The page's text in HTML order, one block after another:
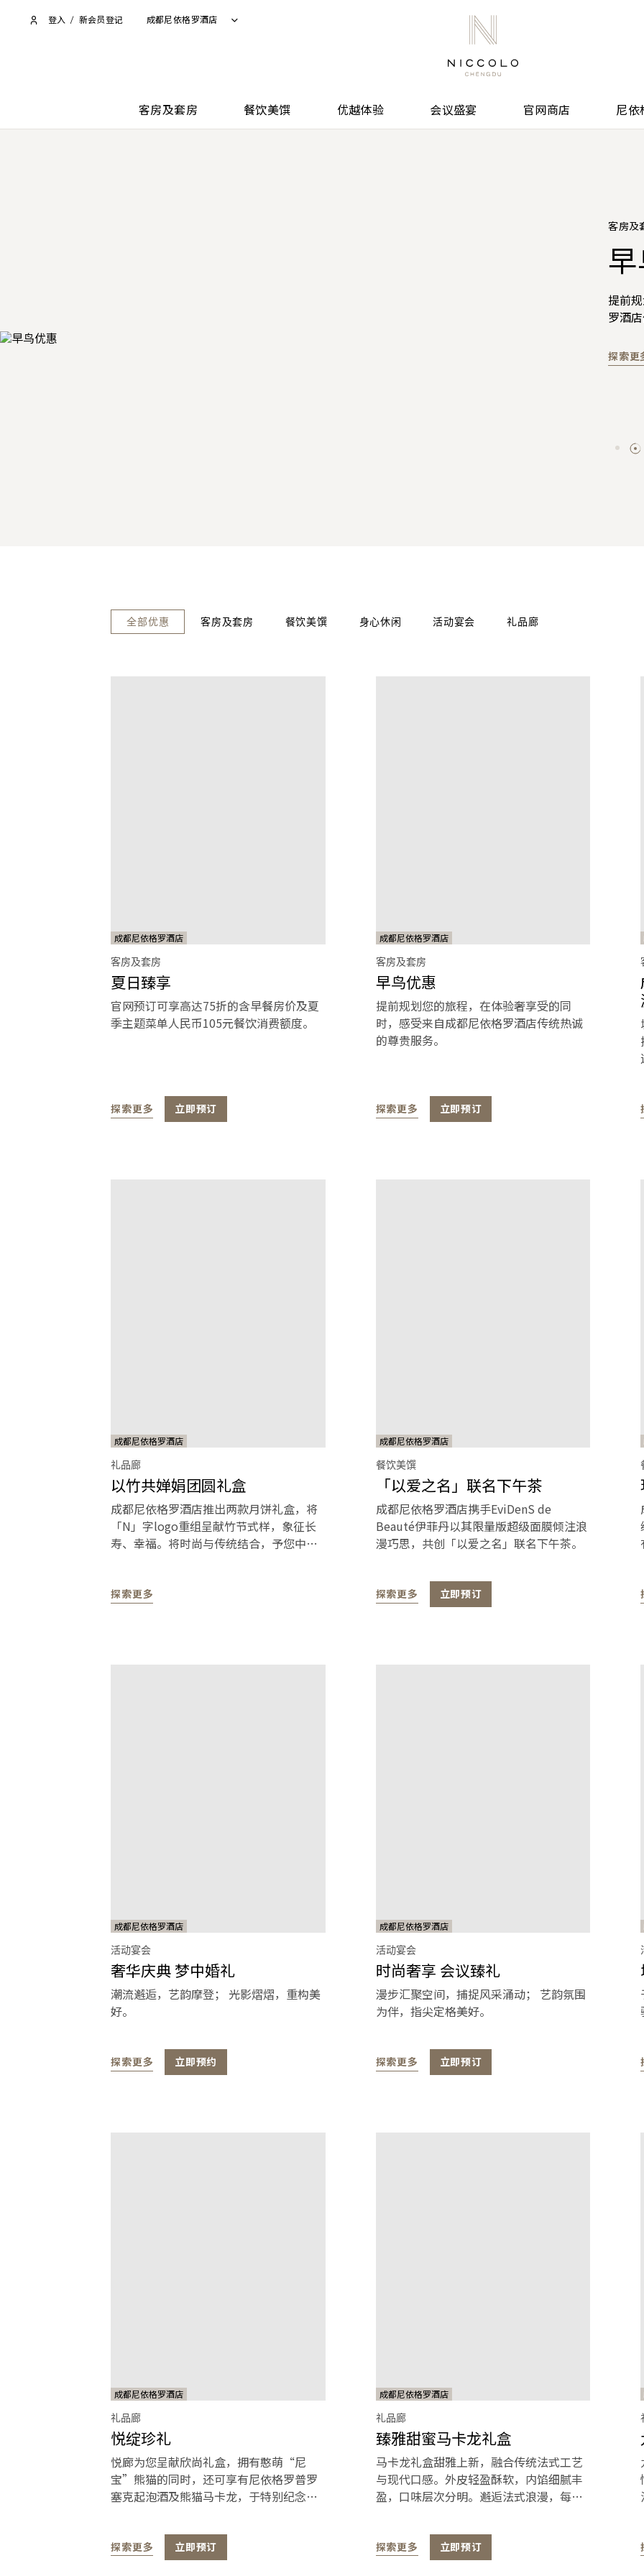
登入 / 新会员登记 成都尼依格罗酒店
客房及套房 餐饮美馔 优越体验 会议盛宴 官网商店 尼依
官网
元餐
探索更
客房及
提前
罗酒
探索更
成
呈献
以
成都
竹节
「
成都
级面
探索更
三
预订
数及
探索更
全部优惠 客房及套房 餐饮美馔 身心休闲 活动宴会 礼品廊
成都尼依格罗酒店
客房及套房
夏日臻享
官网预订可享高达75折的含早餐房价及夏
季主题菜单人民币105元餐饮消费额度。
探索更多 立即预订
成都尼依格罗酒店
客房及套房
早鸟优惠
提前规划您的旅程，在体验奢享受的同
时，感受来自成都尼依格罗酒店传统热诚
的尊贵服务。
探索更多 立即预订
成都尼依格罗酒店
礼品廊
以竹共婵娟团圆礼盒
成都尼依格罗酒店推出两款月饼礼盒，将
「N」字logo重组呈献竹节式样，象征长
寿、幸福。将时尚与传统结合，予您中秋
探索更多
成都尼依格罗酒店
餐饮美馔
「以爱之名」联名下午茶
成都尼依格罗酒店携手EviDenS de
Beauté伊菲丹以其限量版超级面膜倾注浪
漫巧思，共创「以爱之名」联名下午茶。
探索更多 立即预订
成都尼依格罗酒店
活动宴会
奢华庆典 梦中婚礼
潮流邂逅，艺韵摩登； 光影熠熠，重构美
好。
探索更多 立即预约
成都尼依格罗酒店
活动宴会
时尚奢享 会议臻礼
漫步汇聚空间，捕捉风采涌动； 艺韵氛围
为伴，指尖定格美好。
探索更多 立即预订
成都尼依格罗酒店
礼品廊
悦绽珍礼
悦廊为您呈献欣尚礼盒，拥有憨萌“尼
宝”熊猫的同时，还可享有尼依格罗普罗
塞克起泡酒及熊猫马卡龙，于特别纪念日
探索更多 立即预订
成都尼依格罗酒店
礼品廊
臻雅甜蜜马卡龙礼盒
马卡龙礼盒甜雅上新，融合传统法式工艺
与现代口感。外皮轻盈酥软，内馅细腻丰
盈，口味层次分明。邂逅法式浪漫，每一
探索更多 立即预订